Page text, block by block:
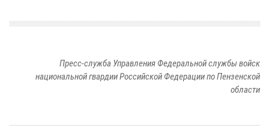
Пресс-служба Управления Федеральной службы войск
национальной гвардии Российской Федерации по Пензенской
области